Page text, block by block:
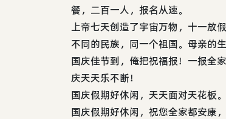
餐，二百一人，报名从速。
上帝七天创造了宇宙万物，十一放
不同的民族，同一个祖国。母亲的
国庆佳节到，俺把祝福报！一报全
庆天天乐不断！
国庆假期好休闲，天天面对天花板
国庆假期好休闲，祝您全家都安康